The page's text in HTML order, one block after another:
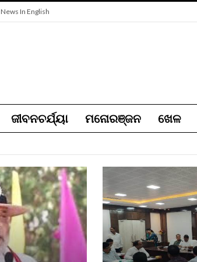
News In English
ଜୀବନଚର୍ଯ୍ୟା ମନୋରଞ୍ଜନ ଖେଳ